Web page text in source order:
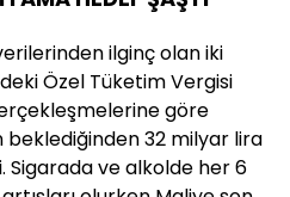
ilginç olan iki
Özel Tüketim Vergisi
göre
beklediğinden 32 milyar lira
Sigarada ve alkolde her 6